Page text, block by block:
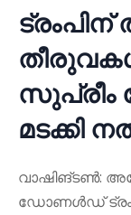
ട്രംപിന്
സുപ്രീം
മടക്കി
വാഷിങ്ടൺ:
ഡോണൾഡ് ട്രംപ്